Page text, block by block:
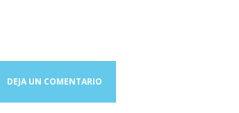
DEJA UN COMENTARIO